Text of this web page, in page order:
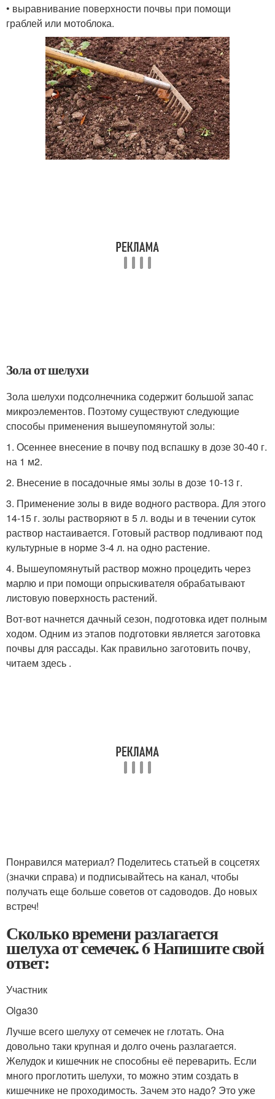
• выравнивание поверхности почвы при помощи
граблей или мотоблока.
Зола от шелухи
Зола шелухи подсолнечника содержит большой запас
микроэлементов. Поэтому существуют следующие
способы применения вышеупомянутой золы:
1. Осеннее внесение в почву под вспашку в дозе 30-40 г.
на 1 м2.
2. Внесение в посадочные ямы золы в дозе 10-13 г.
3. Применение золы в виде водного раствора. Для этого
14-15 г. золы растворяют в 5 л. воды и в течении суток
раствор настаивается. Готовый раствор подливают под
культурные в норме 3-4 л. на одно растение.
4. Вышеупомянутый раствор можно процедить через
марлю и при помощи опрыскивателя обрабатывают
листовую поверхность растений.
Вот-вот начнется дачный сезон, подготовка идет полным
ходом. Одним из этапов подготовки является заготовка
почвы для рассады. Как правильно заготовить почву,
читаем здесь .
Понравился материал? Поделитесь статьей в соцсетях
(значки справа) и подписывайтесь на канал, чтобы
получать еще больше советов от садоводов. До новых
встреч!
Сколько времени разлагается
шелуха от семечек. 6 Напишите свой
ответ:
Участник
Olga30
Лучше всего шелуху от семечек не глотать. Она
довольно таки крупная и долго очень разлагается.
Желудок и кишечник не способны её переварить. Если
много проглотить шелухи, то можно этим создать в
кишечнике не проходимость. Зачем это надо? Это уже